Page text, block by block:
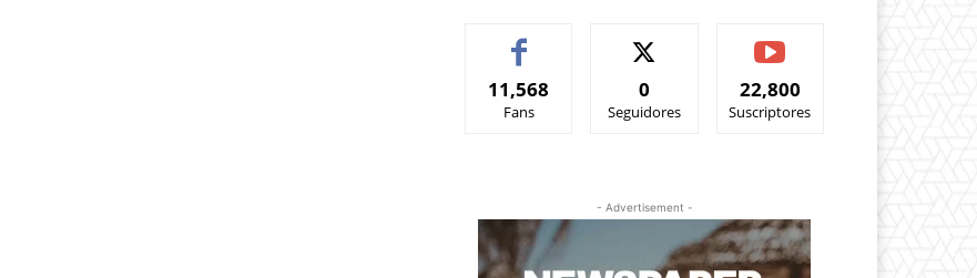
11,568
Fans
0
Seguidores
22,800
Suscriptores
- Advertisement -